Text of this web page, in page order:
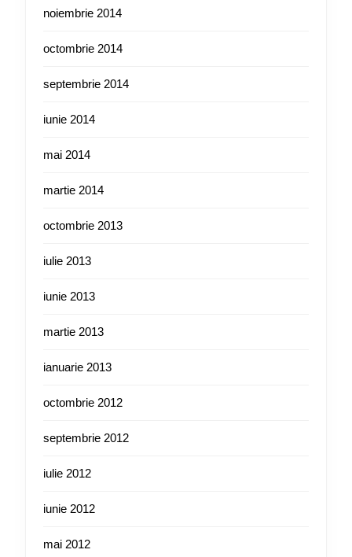
noiembrie 2014
octombrie 2014
septembrie 2014
iunie 2014
mai 2014
martie 2014
octombrie 2013
iulie 2013
iunie 2013
martie 2013
ianuarie 2013
octombrie 2012
septembrie 2012
iulie 2012
iunie 2012
mai 2012